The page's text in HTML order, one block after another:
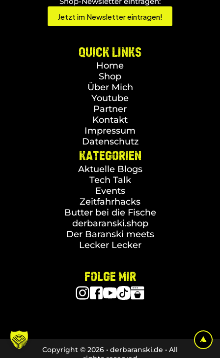
Jetzt im Newsletter eintragen!
QUICK LINKS
Home
Shop
Über Mich
Youtube
Partner
Kontakt
Impressum
Datenschutz
KATEGORIEN
Aktuelle Blogs
Tech Talk
Events
Zeitfahrhacks
Butter bei die Fische
derbaranski.shop
Der Baranski meets
Lecker Lecker
FOLGE MIR
Copyright © 2026 • derbaranski.de • All